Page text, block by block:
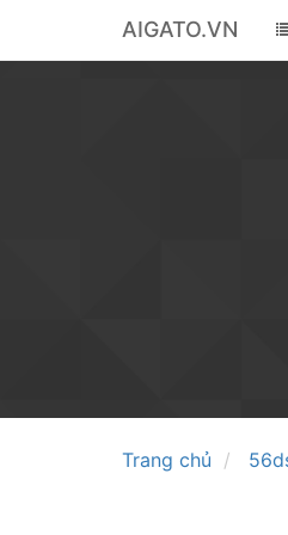
AIGATO.VN
Trang chủ